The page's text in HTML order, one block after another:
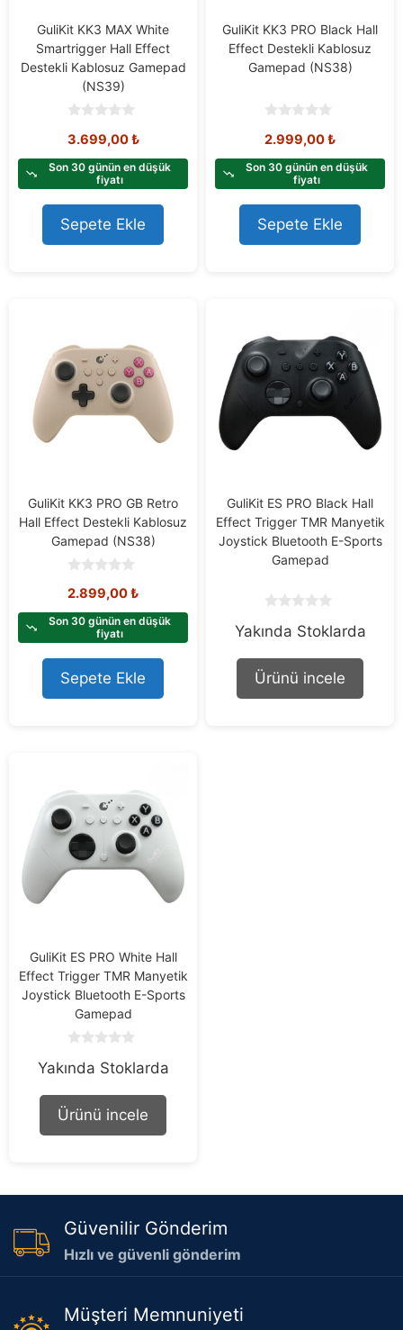
GuliKit KK3 MAX White
Smartrigger Hall Effect
Destekli Kablosuz Gamepad
(NS39)
o
t
f
5
3.699,00₺
Son 30 günün en düşük
fiyatı
Sepete Ekle
GuliKit KK3 PRO Black Hall
Effect Destekli Kablosuz
Gamepad (NS38)
o
t
f
5
2.999,00₺
Son 30 günün en düşük
fiyatı
Sepete Ekle
GuliKit KK3 PRO GB Retro
Hall Effect Destekli Kablosuz
Gamepad (NS38)
o
t
f
5
2.899,00₺
Son 30 günün en düşük
fiyatı
Sepete Ekle
GuliKit ES PRO Black Hall
Effect Trigger TMR Manyetik
Joystick Bluetooth E-Sports
Gamepad
o
t
f
Yakında Stoklarda
Ürünü incele
GuliKit ES PRO White Hall
Effect Trigger TMR Manyetik
Joystick Bluetooth E-Sports
Gamepad
o
t
f
Yakında Stoklarda
Ürünü incele
Güvenilir Gönderim
Hızlı ve güvenli gönderim
Müşteri Memnuniyeti